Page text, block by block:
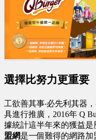
選擇比努力更重要
工欲善其事‧必先利其器
具進行推廣，2016年 Q
據統計這半年來的獲益
盟網是一個難得的網路